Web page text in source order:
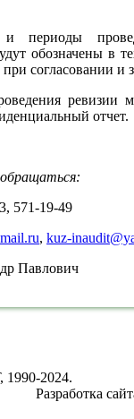
периоды
обозначены в
при согласовании и
ревизии
отчет.
571-19-49
, kuz-
Павлович
2024.
Разработка